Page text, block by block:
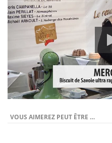
VOUS AIMEREZ PEUT ÊTRE …